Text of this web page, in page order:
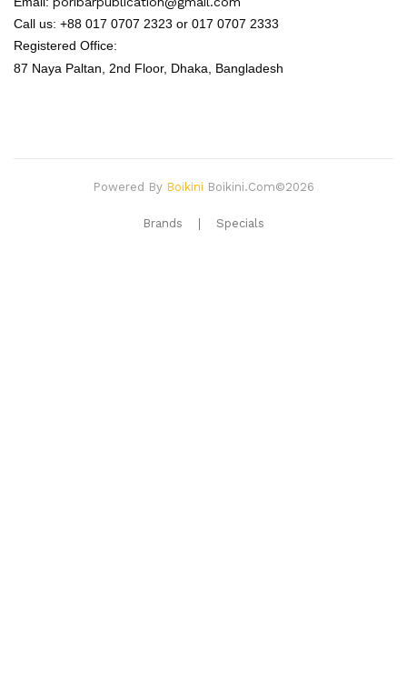
Call us: +88 017 0707 2323 or 017 0707 2333
Registered Office:
87 Naya Paltan, 2nd Floor, Dhaka, Bangladesh
Powered By Boikini Boikini.com©2026
Brands Specials